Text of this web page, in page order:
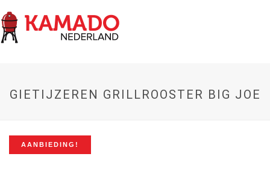
GIETIJZEREN GRILLROOSTER BIG JOE
AANBIEDING!